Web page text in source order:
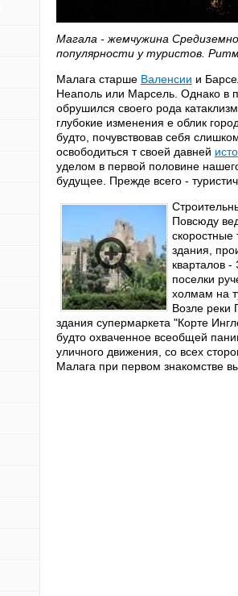
Магала - жемчужина
популярности у туристов.
Малага старше Валенсии и
Неаполь или Марсель. Однако в
обрушился своего рода
глубокие изменения е облик
будто, почувствовав себя
освободиться т своей давней
уделом в первой половине
будущее. Прежде всего -
Повсюду
здания,
кварталов
поселки
холмам на
Возле реки
здания супермаркета "Корте
будто охваченное всеобщей
уличного движения, со всех
Малага при первом знакомстве